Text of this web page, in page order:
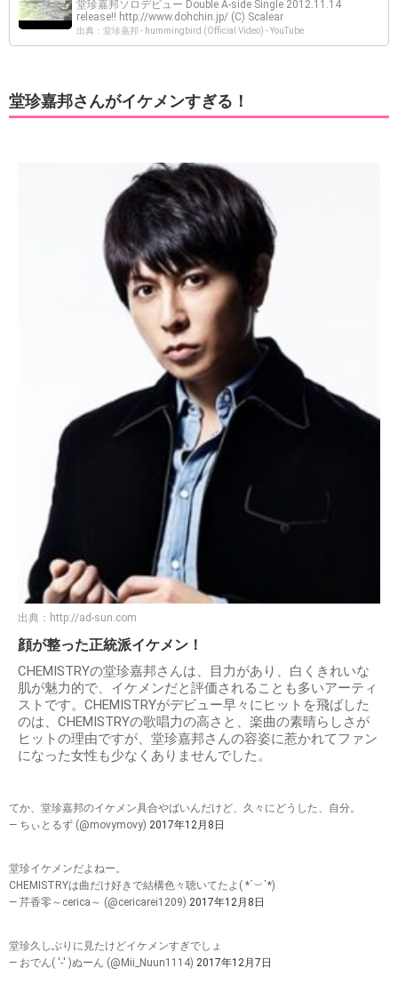
堂珍嘉邦ソロデビュー Double A-side Single 2012.11.14
release!! http://www.dohchin.jp/ (C) Scalear
出典：堂珍嘉邦 - hummingbird (Official Video) - YouTube
堂珍嘉邦さんがイケメンすぎる！
出典： http://ad-sun.com
顔が整った正統派イケメン！
CHEMISTRYの堂珍嘉邦さんは、目力があり、白くきれいな
肌が魅力的で、イケメンだと評価されることも多いアーティ
ストです。CHEMISTRYがデビュー早々にヒットを飛ばした
のは、CHEMISTRYの歌唱力の高さと、楽曲の素晴らしさが
ヒットの理由ですが、堂珍嘉邦さんの容姿に惹かれてファン
になった女性も少なくありませんでした。
てか、堂珍嘉邦のイケメン具合やばいんだけど、久々にどうした、自分。
— ちぃとるず (@movymovy) 2017年12月8日
堂珍イケメンだよねー。
CHEMISTRYは曲だけ好きで結構色々聴いてたよ( *´︶`*)
— 芹香零～cerica～ (@cericarei1209) 2017年12月8日
堂珍久しぶりに見たけどイケメンすぎでしょ
— おでん( '-' )ぬーん (@Mii_Nuun1114) 2017年12月7日